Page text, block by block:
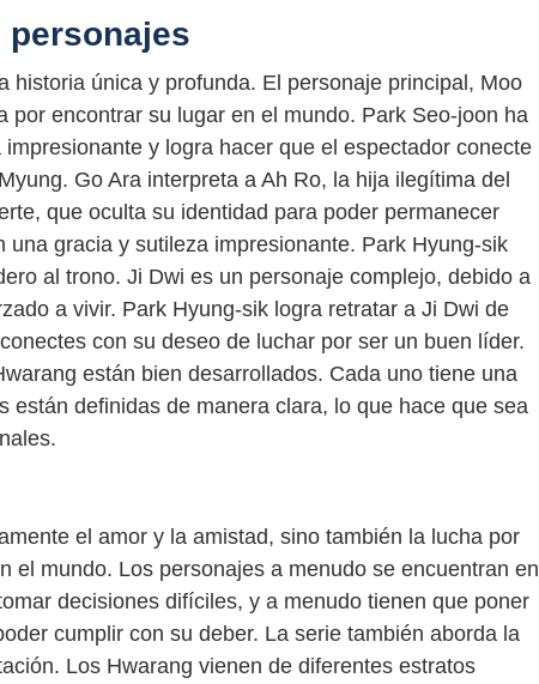
personajes
historia única y profunda. El personaje principal, Moo
por encontrar su lugar en el mundo. Park Seo-joon ha
y logra hacer que el espectador conecte
Go Ara interpreta a Ah Ro, la hija ilegítima del
que oculta su identidad para poder permanecer
una gracia y sutileza impresionante. Park Hyung-sik
al trono. Ji Dwi es un personaje complejo, debido a
a vivir. Park Hyung-sik logra retratar a Ji Dwi de
con su deseo de luchar por ser un buen líder.
están bien desarrollados. Cada uno tiene una
están definidas de manera clara, lo que hace que sea
el amor y la amistad, sino también la lucha por
el mundo. Los personajes a menudo se encuentran en
decisiones difíciles, y a menudo tienen que poner
cumplir con su deber. La serie también aborda la
Los Hwarang vienen de diferentes estratos